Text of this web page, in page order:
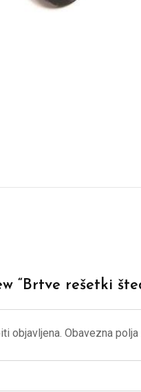
“Brtve rešetki
objavljena. Obavezna